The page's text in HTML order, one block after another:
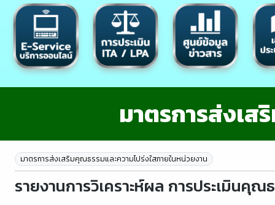
มาตรการส่งเส
มาตรการส่งเสริมคุณธรรมและความโปร่งใสภายในหน่วยงาน
รายงานการวิเคราะห์ผล การประเมินคุณ